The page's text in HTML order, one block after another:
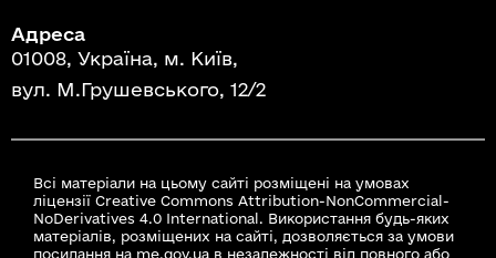
Адреса
01008, Україна, м. Київ,
вул. М.Грушевського, 12/2
Всі матеріали на цьому сайті розміщені на умовах
ліцензії Creative Commons Attribution-NonCommercial-
NoDerivatives 4.0 International. Використання будь-яких
матеріалів, розміщених на сайті, дозволяється за умови
посилання на me.gov.ua в незалежності від повного або